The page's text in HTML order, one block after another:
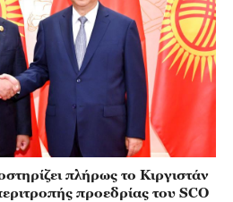
πλήρως το Κιργιστάν
προεδρίας του SCO